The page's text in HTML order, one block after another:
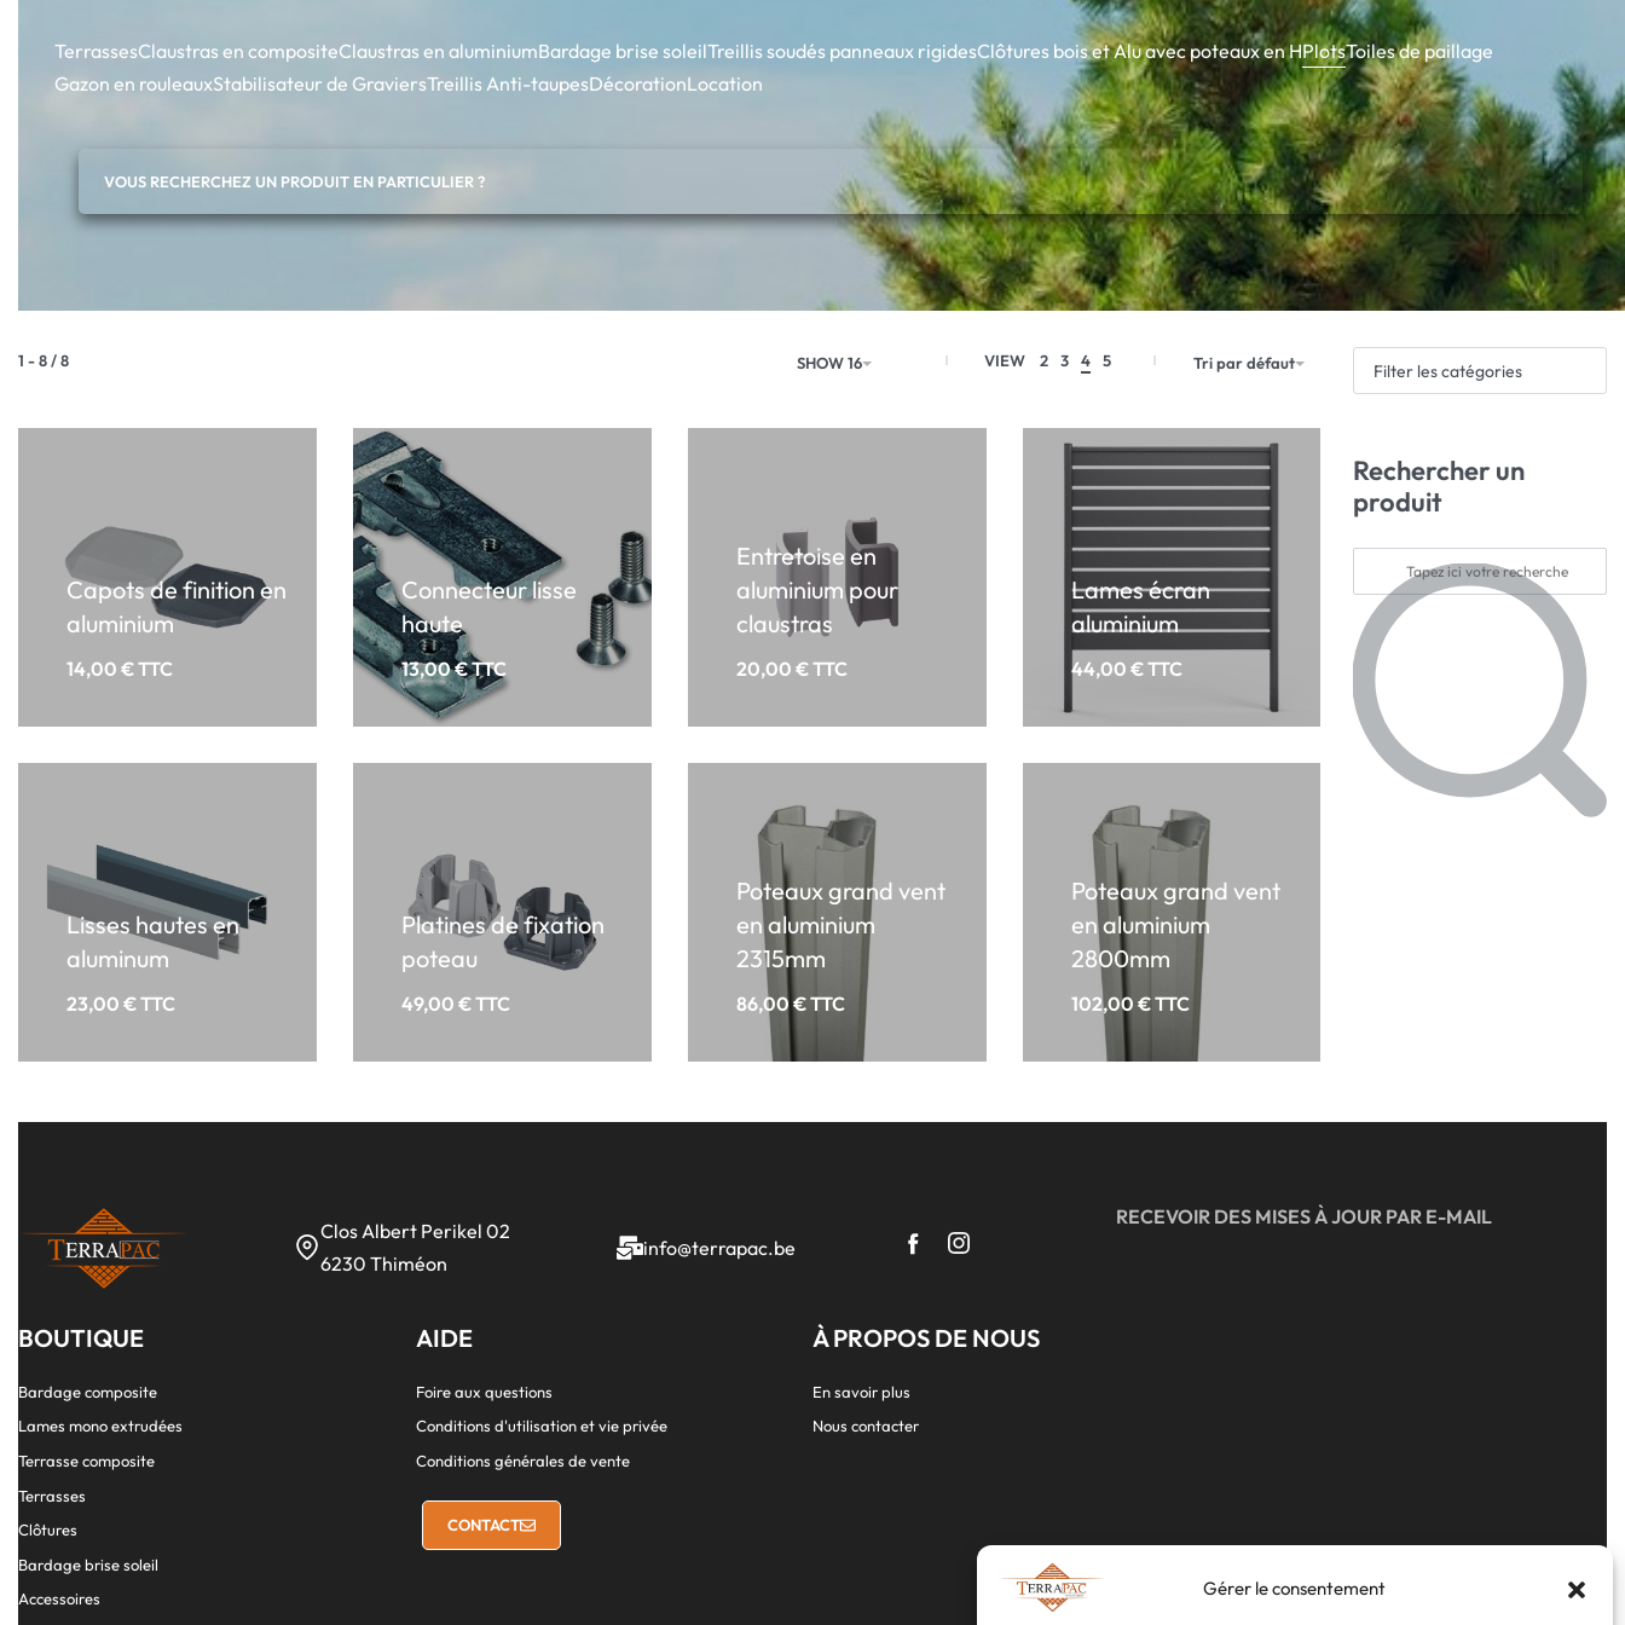
Gérer le consentement
TerrassesClaustras en compositeClaustras en aluminiumBardage brise soleilTreillis soudés panneaux rigidesClôtures bois et Alu avec poteaux en HPlotsToiles de paillage
Gazon en rouleauxStabilisateur de GraviersTreillis Anti-taupesDécorationLocation
VOUS RECHERCHEZ UN PRODUIT EN PARTICULIER ?
1 -8/8 SHOW 16 VIEW 2 3 4 5 Tri par défaut
Capots de finition en
aluminium
14,00 €TTC
Connecteur lisse
haute
13,00€TTC
Entretoise en
aluminium pour
claustras
20,00 €TTC
Lames écran
aluminium
44,00 €TTC
Lisses hautes en
aluminum
23,00 €TTC
Platines de fixation
poteau
49,00 €TTC
Poteaux grand vent
en aluminium
2315mm
86,00 €TTC
Poteaux grand vent
en aluminium
2800mm
102,00 €TTC
Filter les catégories
Rechercher un
produit
Clos Albert Perikel 02
6230 Thiméon
info@terrapac.be
RECEVOIR DES MISES À JOUR PAR E-MAIL
BOUTIQUE
Bardage composite
Lames mono extrudées
Terrasse composite
Terrasses
Clôtures
Bardage brise soleil
Accessoires
AIDE
Foire aux questions
Conditions d'utilisation et vie privée
Conditions générales de vente
CONTACT
À PROPOS DE NOUS
En savoir plus
Nous contacter